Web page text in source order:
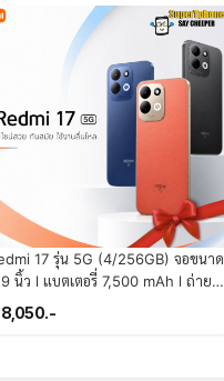
17 รุ่น 5G (4/256GB) จอขนาด
ตอรี่ 7,500 mAh l ถ่าย
พคมชัด (By SuperTStore)